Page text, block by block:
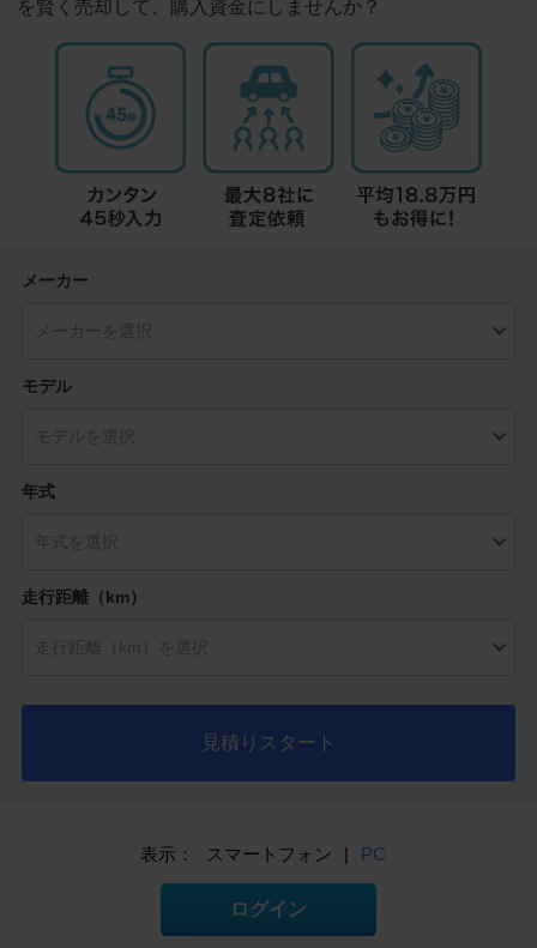
を賢く売却して、購入資金にしませんか？
メーカー
モデル
年式
走行距離（km）
見積りスタート
表示： スマートフォン | PC
ログイン